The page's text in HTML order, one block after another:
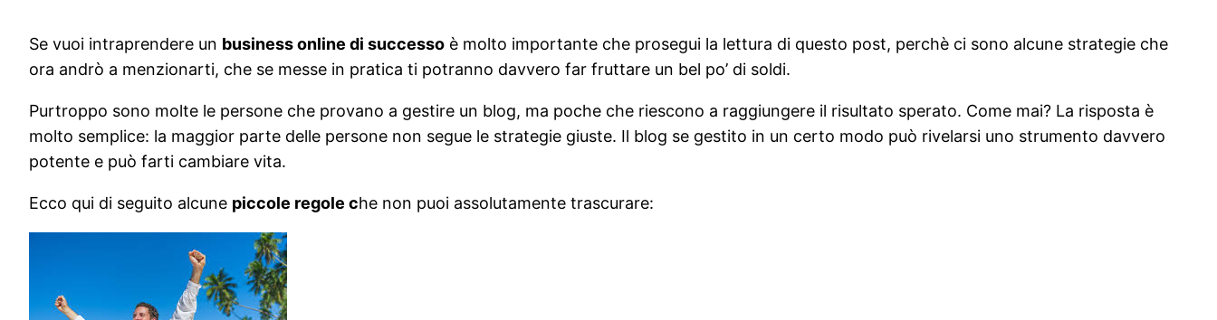
Se vuoi intraprendere un business online di successo è molto importante che prosegui la lettura di questo post, perchè ci sono alcune strategie che
ora andrò a menzionarti, che se messe in pratica ti potranno davvero far fruttare un bel po’ di soldi.
Purtroppo sono molte le persone che provano a gestire un blog, ma poche che riescono a raggiungere il risultato sperato. Come mai? La risposta è
molto semplice: la maggior parte delle persone non segue le strategie giuste. Il blog se gestito in un certo modo può rivelarsi uno strumento davvero
potente e può farti cambiare vita.
Ecco qui di seguito alcune piccole regole che non puoi assolutamente trascurare: